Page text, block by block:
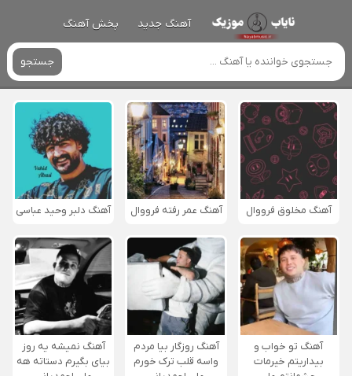
آهنگ جدید پخش آهنگ
جستجو
آهنگ مخلوق فرووال آهنگ عمر رفته فرووال آهنگ دلبر وحید عباسی
آهنگ تو خواب و
بیداریتم خیرمات
آهنگ روزگار بیا مردم
واسه قلب ترک خورم
آهنگ نمیشه یه روز
بیای بگیرم دستاته هه